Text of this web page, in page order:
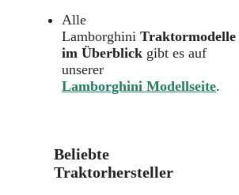
Alle
Lamborghini Traktormodelle
im Überblick gibt es auf
unserer
Lamborghini Modellseite.
Beliebte
Traktorhersteller